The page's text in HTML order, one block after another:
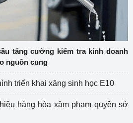
tăng cường kiểm tra kinh doanh
nguồn cung
triển khai xăng sinh học E10
hàng hóa xâm phạm quyền sở